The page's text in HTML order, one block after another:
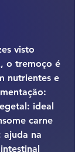
visto
o tremoço é
nutrientes e
ideal
carne
ajuda na